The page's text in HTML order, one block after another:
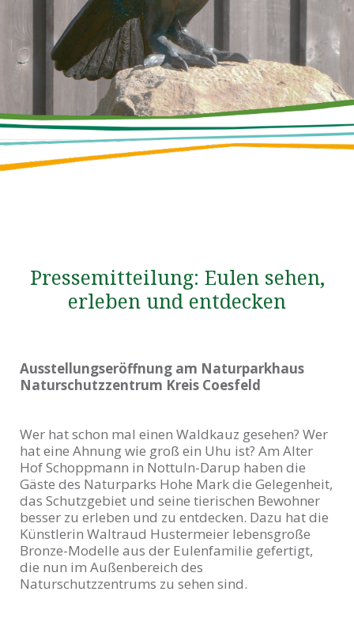
Pressemitteilung: Eulen sehen,
erleben und entdecken
Ausstellungseröffnung am Naturparkhaus
Naturschutzzentrum Kreis Coesfeld
Wer hat schon mal einen Waldkauz gesehen? Wer
hat eine Ahnung wie groß ein Uhu ist? Am Alter
Hof Schoppmann in Nottuln-Darup haben die
Gäste des Naturparks Hohe Mark die Gelegenheit,
das Schutzgebiet und seine tierischen Bewohner
besser zu erleben und zu entdecken. Dazu hat die
Künstlerin Waltraud Hustermeier lebensgroße
Bronze-Modelle aus der Eulenfamilie gefertigt,
die nun im Außenbereich des
Naturschutzzentrums zu sehen sind.